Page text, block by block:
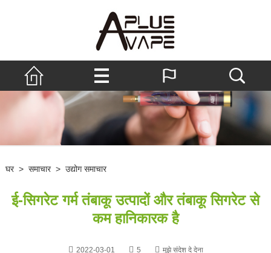
घर > समाचार > उद्योग समाचार
ई-सिगरेट गर्म तंबाकू उत्पादों और तंबाकू सिगरेट से
कम हानिकारक है
2022-03-01 5 मुझे संदेश दे देना